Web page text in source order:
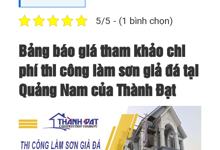
5/5 - (1 bình chọn)
Bảng báo giá tham khảo chi
phí thi công làm sơn giả đá tại
Quảng Nam của Thành Đạt